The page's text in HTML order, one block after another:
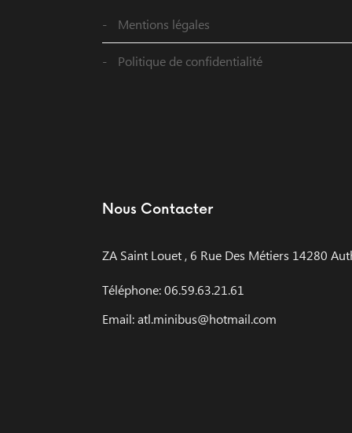
Mentions légales
Politique de confidentialité
Nous Contacter
ZA Saint Louet , 6 Rue Des Métiers 14280
Téléphone: 06.59.63.21.61
Email: atl.minibus@hotmail.com